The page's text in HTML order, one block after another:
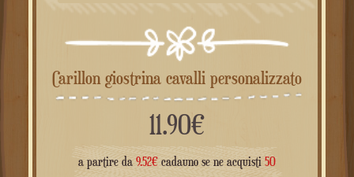
Carillon giostrina cavalli personalizzato
11.90€
a partire da 9.52€ cadauno se ne acquisti 50